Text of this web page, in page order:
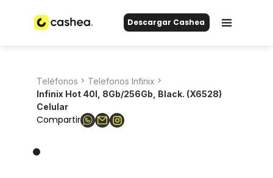
Descargar Cashea
Teléfonos
Telefonos Infinix
Infinix Hot 40I, 8Gb/256Gb, Black. (X6528)
Celular
Compartir